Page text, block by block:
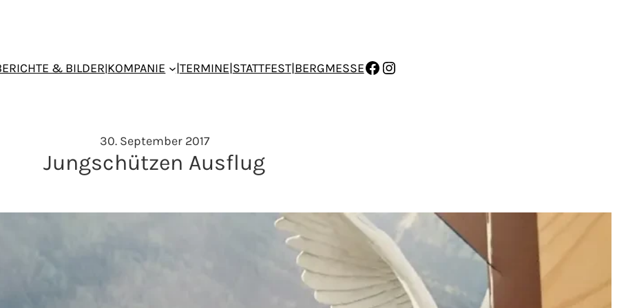
& BILDER|KOMPANIE |TERMINE|STATTFEST|BERGMESSEFACEBOOK
INSTAGRAM
30. September 2017
Jungschützen Ausflug